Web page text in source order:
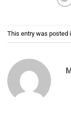
This entry was posted